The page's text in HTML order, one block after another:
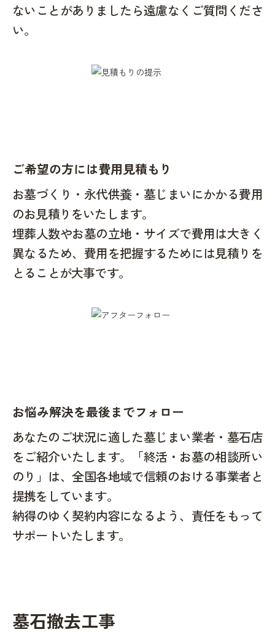
ないことがありましたら遠慮なくご質問くださ
い。
ご希望の方には費用見積もり
お墓づくり・永代供養・墓じまいにかかる費用
のお見積りをいたします。
埋葬人数やお墓の立地・サイズで費用は大きく
異なるため、費用を把握するためには見積りを
とることが大事です。
お悩み解決を最後までフォロー
あなたのご状況に適した墓じまい業者・墓石店
をご紹介いたします。「終活・お墓の相談所い
のり」は、全国各地域で信頼のおける事業者と
提携をしています。
納得のゆく契約内容になるよう、責任をもって
サポートいたします。
墓石撤去工事